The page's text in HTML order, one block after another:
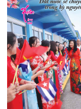
14:41|12/06/2026